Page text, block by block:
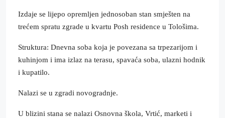
Izdaje se lijepo opremljen jednosoban stan smješten na
trećem spratu zgrade u kvartu Posh residence u Tološima.
Struktura: Dnevna soba koja je povezana sa trpezarijom i
kuhinjom i ima izlaz na terasu, spavaća soba, ulazni hodnik
i kupatilo.
Nalazi se u zgradi novogradnje.
U blizini stana se nalazi Osnovna škola, Vrtić, marketi i